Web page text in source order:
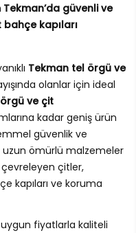
güvenli ve
kapıları
Tekman tel örgü ve
olanlar için ideal
ve çit
kadar geniş ürün
güvenlik ve
ömürlü malzemeler
çitler,
kapıları ve koruma
fiyatlarla kaliteli